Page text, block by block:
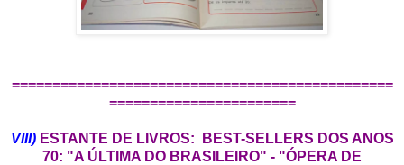
===============================================
=======================
VIII) ESTANTE DE LIVROS: BEST-SELLERS DOS ANOS
70: "A ÚLTIMA DO BRASILEIRO" - "ÓPERA DE